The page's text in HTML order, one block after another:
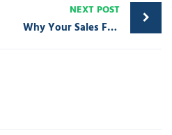
NEXT POST
Why Your Sales Forecast Is Off